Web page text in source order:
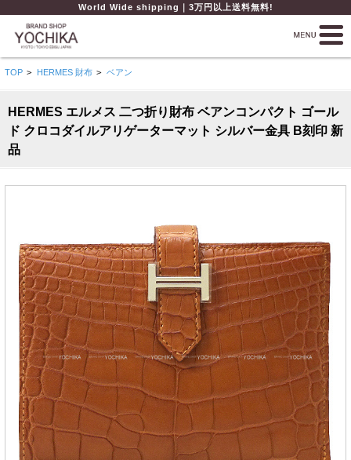
World Wide shipping｜3万円以上送料無料!
TOP > HERMES 財布 > ベアン
HERMES エルメス 二つ折り財布 ベアンコンパクト ゴール
ド クロコダイルアリゲーターマット シルバー金具 B刻印 新
品